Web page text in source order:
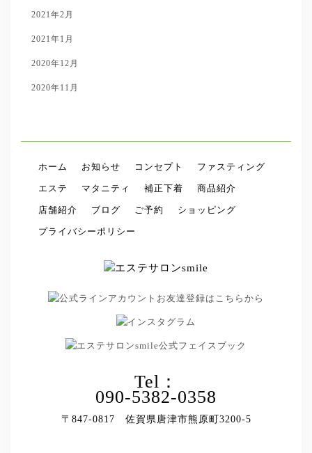
2021年2月
2021年1月
2020年12月
2020年11月
ホーム お知らせ コンセプト ファスティング
エステ マタニティ 補正下着 商品紹介
店舗紹介 ブログ ご予約 ショッピング
プライバシーポリシー
Tel：
090-5382-0358
〒847-0817 佐賀県唐津市熊原町3200-5